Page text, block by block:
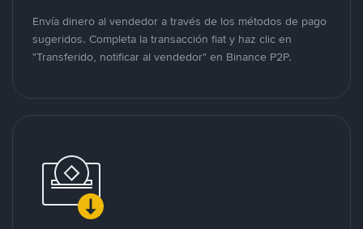
Envía dinero al vendedor a través de los métodos de pago
sugeridos. Completa la transacción fiat y haz clic en
"Transferido, notificar al vendedor" en Binance P2P.